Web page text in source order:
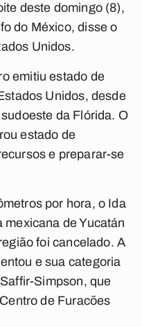
deste domingo (8),
do México, disse o
Unidos.
emitiu estado de
Unidos, desde
da Flórida. O
estado de
e preparar-se
por hora, o Ida
de Yucatán
foi cancelado. A
e sua categoria
Simpson, que
de Furacões